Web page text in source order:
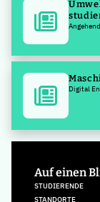
Digital
Auf einen
STUDIERENDE
STANDORTE